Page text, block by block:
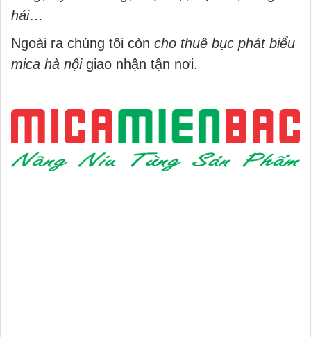
hải…
Ngoài ra chúng tôi còn cho thuê bục phát biểu
mica hà nộigiao nhận tận nơi.